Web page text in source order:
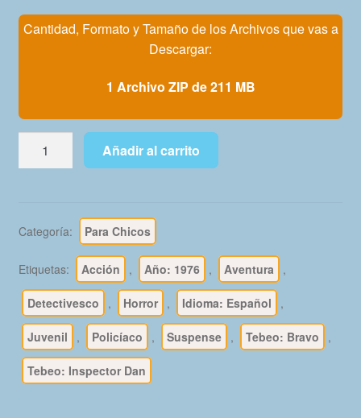
Cantidad, Formato y Tamaño de los Archivos que vas a
Descargar:
1 Archivo ZIP de 211 MB
INSPECTOR
-
Colección
Completa
41
Tebeos
En
Formato
Añadir al carrito
Categoría: Para Chicos
Etiquetas: Acción , Año: 1976 , Aventura ,
Detectivesco , Horror , Idioma: Español ,
Juvenil , Policíaco , Suspense , Tebeo: Bravo ,
Tebeo: Inspector Dan